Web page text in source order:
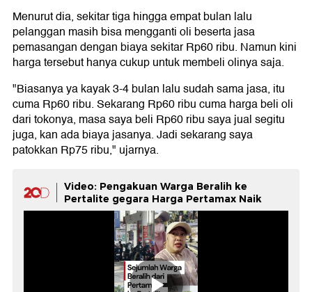
Menurut dia, sekitar tiga hingga empat bulan lalu
pelanggan masih bisa mengganti oli beserta jasa
pemasangan dengan biaya sekitar Rp60 ribu. Namun kini
harga tersebut hanya cukup untuk membeli olinya saja.
"Biasanya ya kayak 3-4 bulan lalu sudah sama jasa, itu
cuma Rp60 ribu. Sekarang Rp60 ribu cuma harga beli oli
dari tokonya, masa saya beli Rp60 ribu saya jual segitu
juga, kan ada biaya jasanya. Jadi sekarang saya
patokkan Rp75 ribu," ujarnya.
Video: Pengakuan Warga Beralih ke
Pertalite gegara Harga Pertamax Naik